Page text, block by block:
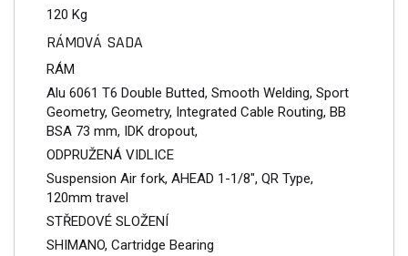
120 Kg
RÁMOVÁ SADA
RÁM
Alu 6061 T6 Double Butted, Smooth Welding, Sport
Geometry, Geometry, Integrated Cable Routing, BB
BSA 73 mm, IDK dropout,
ODPRUŽENÁ VIDLICE
Suspension Air fork, AHEAD 1-1/8", QR Type,
120mm travel
STŘEDOVÉ SLOŽENÍ
SHIMANO, Cartridge Bearing